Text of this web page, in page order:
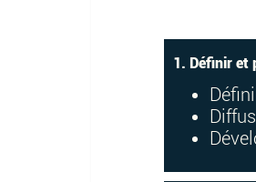
1. Définir et